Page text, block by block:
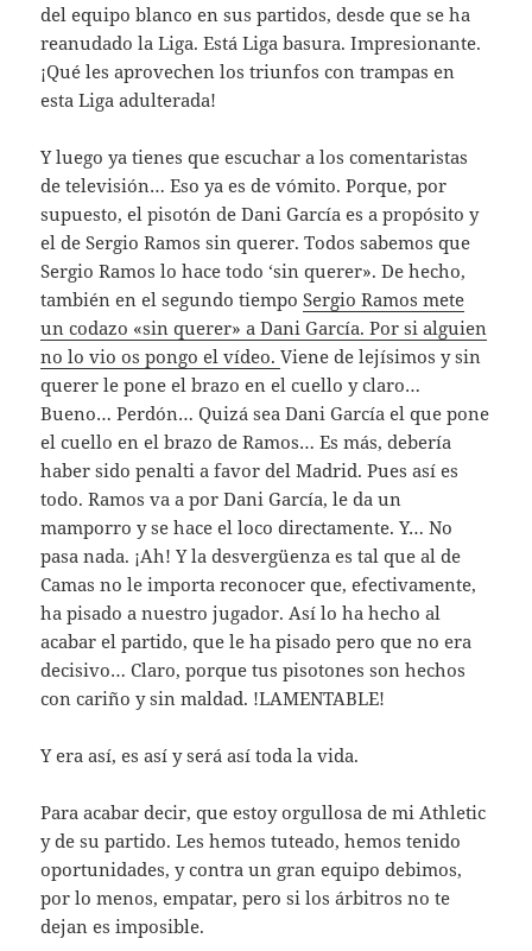
del equipo blanco en sus partidos, desde que se ha
reanudado la Liga. Está Liga basura. Impresionante.
¡Qué les aprovechen los triunfos con trampas en
esta Liga adulterada!
Y luego ya tienes que escuchar a los comentaristas
de televisión… Eso ya es de vómito. Porque, por
supuesto, el pisotón de Dani García es a propósito y
el de Sergio Ramos sin querer. Todos sabemos que
Sergio Ramos lo hace todo ‘sin querer». De hecho,
también en el segundo tiempoSergio Ramos mete
un codazo «sin querer» a Dani García. Por si alguien
no lo vio os pongo el vídeo.Viene de lejísimos y sin
querer le pone el brazo en el cuello y claro…
Bueno… Perdón… Quizá sea Dani García el que pone
el cuello en el brazo de Ramos… Es más, debería
haber sido penalti a favor del Madrid. Pues así es
todo. Ramos va a por Dani García, le da un
mamporro y se hace el loco directamente. Y… No
pasa nada. ¡Ah! Y la desvergüenza es tal que al de
Camas no le importa reconocer que, efectivamente,
ha pisado a nuestro jugador. Así lo ha hecho al
acabar el partido, que le ha pisado pero que no era
decisivo… Claro, porque tus pisotones son hechos
con cariño y sin maldad. !LAMENTABLE!
Y era así, es así y será así toda la vida.
Para acabar decir, que estoy orgullosa de mi Athletic
y de su partido. Les hemos tuteado, hemos tenido
oportunidades, y contra un gran equipo debimos,
por lo menos, empatar, pero si los árbitros no te
dejan es imposible.